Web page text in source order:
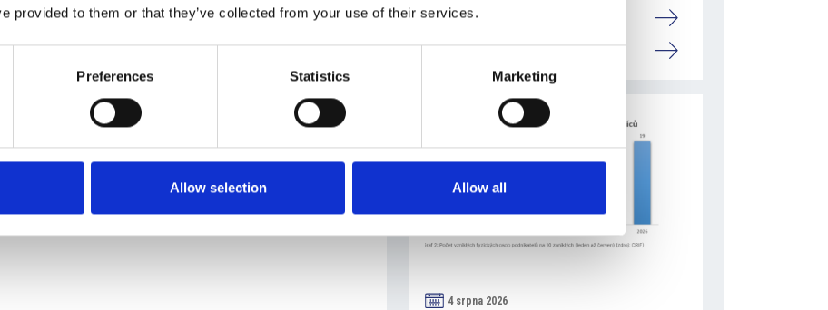
provided to them or that they’ve collected from your use of their services.
Preferences Statistics Marketing
Allow selection Allow all
Itálie
Česká republika
4 srpna 2026